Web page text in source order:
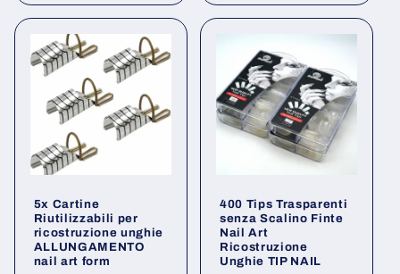
5x Cartine
Riutilizzabili per
ricostruzione unghie
ALLUNGAMENTO
nail art form
400 Tips Trasparenti
senza Scalino Finte
Nail Art
Ricostruzione
Unghie TIP NAIL